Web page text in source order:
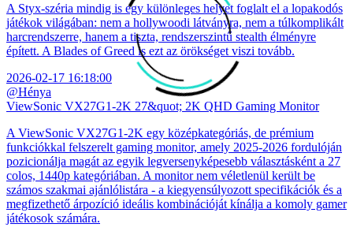
A Styx-széria mindig is egy különleges helyet foglalt el a lopakodós
játékok világában: nem a hollywoodi látványra, nem a túlkomplikált
harcrendszerre, hanem a tiszta, rendszerszintű stealth élményre
épített. A Blades of Greed is ezt az örökséget viszi tovább.
2026-02-17 16:18:00
@Hénya
ViewSonic VX27G1-2K 27&quot; 2K QHD Gaming Monitor
A ViewSonic VX27G1-2K egy középkategóriás, de prémium
funkciókkal felszerelt gaming monitor, amely 2025-2026 fordulóján
pozicionálja magát az egyik legversenyképesebb választásként a 27
colos, 1440p kategóriában. A monitor nem véletlenül került be
számos szakmai ajánlólistára - a kiegyensúlyozott specifikációk és a
megfizethető árpozíció ideális kombinációját kínálja a komoly gamer
játékosok számára.